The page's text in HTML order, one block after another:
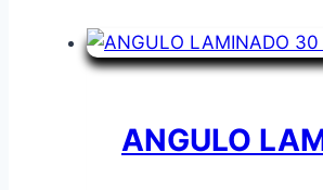
ANGULO